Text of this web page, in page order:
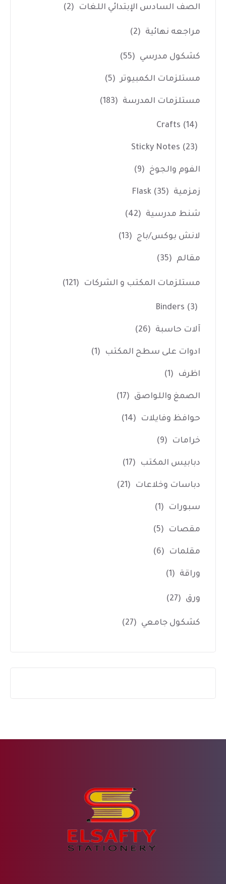
الصف السادس الإبتدائي اللغات (2)
مراجعه نهائية (2)
كشكول مدرسي (55)
مستلزمات الكمبيوتر (5)
مستلزمات المدرسة (183)
Crafts (14)
Sticky Notes (23)
الفوم والجوخ (9)
زمزمية Flask (35)
شنط مدرسية (42)
لانش بوكس/باج (13)
مقالم (35)
مستلزمات المكتب و الشركات (121)
Binders (3)
آلات حاسبة (26)
ادوات على سطح المكتب (1)
اظرف (1)
الصمغ واللواصق (17)
حوافظ وفايلات (14)
خرامات (9)
دبابيس المكتب (17)
دباسات وخلاعات (21)
سبورات (1)
مقصات (5)
مقلمات (6)
وراقة (1)
ورق (27)
كشكول جامعي (27)